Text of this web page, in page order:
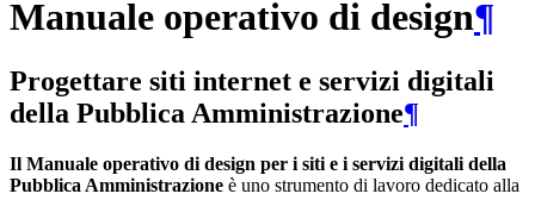
Manuale operativo di design¶
Progettare siti internet e servizi digitali
della Pubblica Amministrazione¶
Il Manuale operativo di design per i siti e i servizi digitali della
Pubblica Amministrazione è uno strumento di lavoro dedicato alla